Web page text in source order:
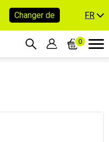
Changer de FR
0